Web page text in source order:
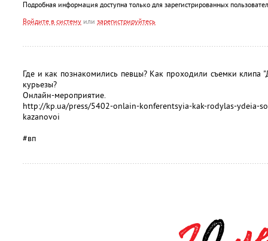
Подробная информация доступна только для зарегистрированных
Войдите в систему или зарегистрируйтесь
Где и как познакомились певцы? Как проходили съемки клипа
курьезы?
Онлайн-мероприятие.
http://kp.ua/press/5402-onlain-konferentsyia-kak-rodylas-ydeia-
kazanovoi
#вп